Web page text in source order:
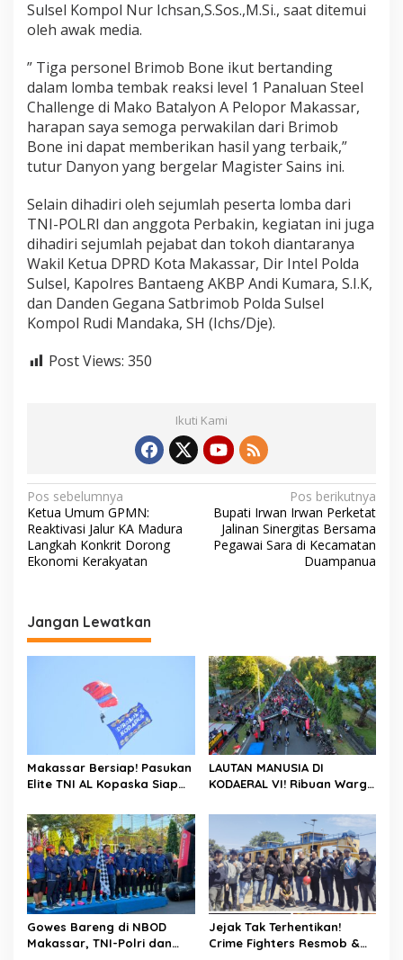
Sulsel Kompol Nur Ichsan,S.Sos.,M.Si., saat ditemui
oleh awak media.
” Tiga personel Brimob Bone ikut bertanding
dalam lomba tembak reaksi level 1 Panaluan Steel
Challenge di Mako Batalyon A Pelopor Makassar,
harapan saya semoga perwakilan dari Brimob
Bone ini dapat memberikan hasil yang terbaik,”
tutur Danyon yang bergelar Magister Sains ini.
Selain dihadiri oleh sejumlah peserta lomba dari
TNI-POLRI dan anggota Perbakin, kegiatan ini juga
dihadiri sejumlah pejabat dan tokoh diantaranya
Wakil Ketua DPRD Kota Makassar, Dir Intel Polda
Sulsel, Kapolres Bantaeng AKBP Andi Kumara, S.I.K,
dan Danden Gegana Satbrimob Polda Sulsel
Kompol Rudi Mandaka, SH (Ichs/Dje).
Post Views: 350
Ikuti Kami
N
a
v
i
a
s
s
Pos sebelumnya
Ketua Umum GPMN:
Reaktivasi Jalur KA Madura
Langkah Konkrit Dorong
Ekonomi Kerakyatan
Pos berikutnya
Bupati Irwan Irwan Perketat
Jalinan Sinergitas Bersama
Pegawai Sara di Kecamatan
Duampanua
Jangan Lewatkan
Makassar Bersiap! Pasukan
Elite TNI AL Kopaska Siap
Langit Kota
LAUTAN MANUSIA DI
KODAERAL VI! Ribuan Warga
2026, KRI Golok hingga
Atraksi Kopaska Jadi
Magnet
Gowes Bareng di NBOD
Makassar, TNI-Polri dan
Jejak Tak Terhentikan!
Crime Fighters Resmob &